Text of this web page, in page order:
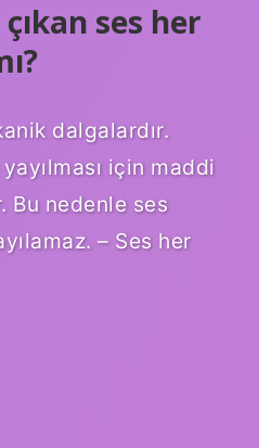
ses her
dalgalardır.
için maddi
Bu nedenle ses
– Ses her